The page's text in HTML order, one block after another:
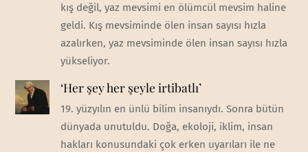
kış değil, yaz mevsimi en ölümcül mevsim haline
geldi. Kış mevsiminde ölen insan sayısı hızla
azalırken, yaz mevsiminde ölen insan sayısı hızla
yükseliyor.
‘Her şey her şeyle irtibatlı’
19. yüzyılın en ünlü bilim insanıydı. Sonra bütün
dünyada unutuldu. Doğa, ekoloji, iklim, insan
hakları konusundaki çok erken uyarıları ile ne